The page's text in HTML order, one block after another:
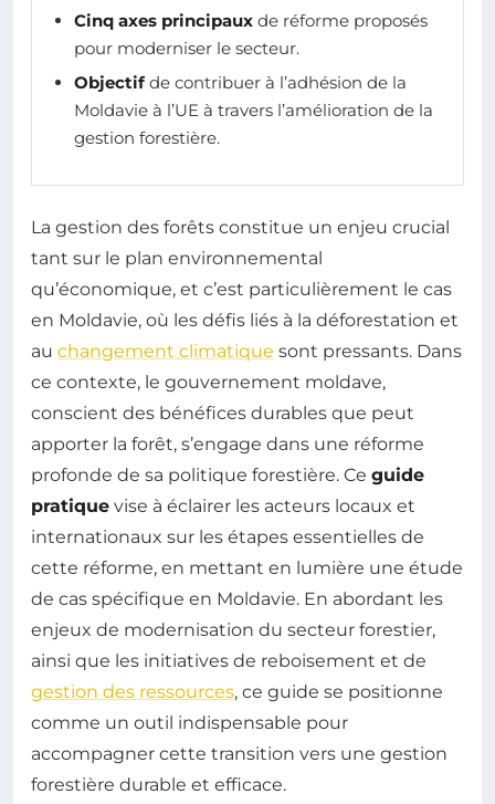
Cinq axes principaux de réforme proposés
pour moderniser le secteur.
Objectifde contribuer à l’adhésion de la
Moldavie à l’UE à travers l’amélioration de la
gestion forestière.
La gestion des forêts constitue un enjeu crucial
tant sur le plan environnemental
qu’économique, et c’est particulièrement le cas
en Moldavie, où les défis liés à la déforestation et
au changement climatique sont pressants. Dans
ce contexte, le gouvernement moldave,
conscient des bénéfices durables que peut
apporter la forêt, s’engage dans une réforme
profonde de sa politique forestière. Ce guide
pratique vise à éclairer les acteurs locaux et
internationaux sur les étapes essentielles de
cette réforme, en mettant en lumière une étude
de cas spécifique en Moldavie. En abordant les
enjeux de modernisation du secteur forestier,
ainsi que les initiatives de reboisement et de
gestion des ressources, ce guide se positionne
comme un outil indispensable pour
accompagner cette transition vers une gestion
forestière durable et efficace.